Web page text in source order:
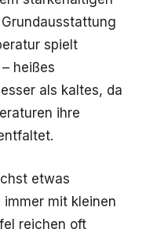
spielt
heißes
als kaltes, da
ihre
etwas
mit kleinen
reichen oft